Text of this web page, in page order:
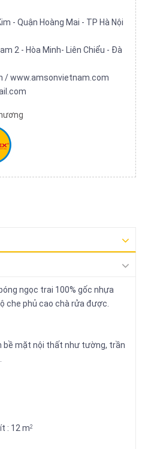
- Quận Hoàng Mai - TP Hà Nội
2 - Hòa Minh- Liên Chiểu - Đà
/ www.amsonvietnam.com
ngọc trai 100% gốc nhựa
che phủ cao chà rửa được.
bề mặt nội thất như tường, trần
: 12 m2